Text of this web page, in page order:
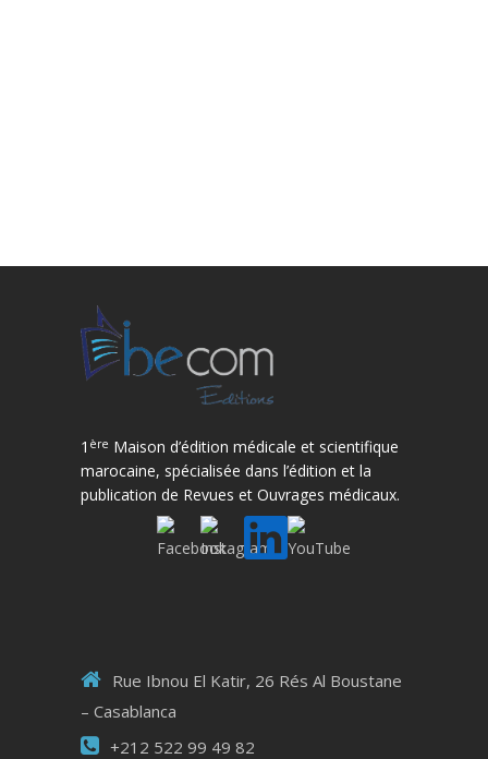
1 ère Maison d’édition médicale et scientifique
marocaine, spécialisée dans l’édition et la
publication de Revues et Ouvrages médicaux.
Rue Ibnou El Katir, 26 Rés Al Boustane
– Casablanca
+212 522 99 49 82